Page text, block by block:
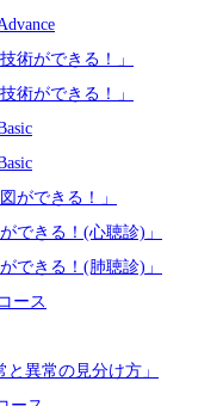
術ができる！」
術ができる！」
ができる！」
できる！(心聴診)」
できる！(肺聴診)」
ース
異常の見分け方」